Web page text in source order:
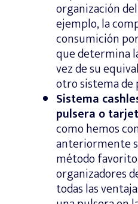
organización
ejemplo, la
consumición
que determina
vez de su
otro sistema de
Sistema
pulsera o
como hemos
anteriormente
método
organizadores
todas las